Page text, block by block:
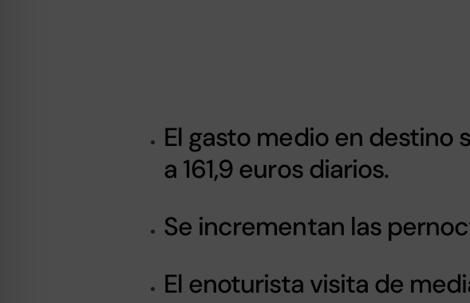
El gasto medio en destino
a 161,9 euros diarios.
Se incrementan las
El enoturista visita de